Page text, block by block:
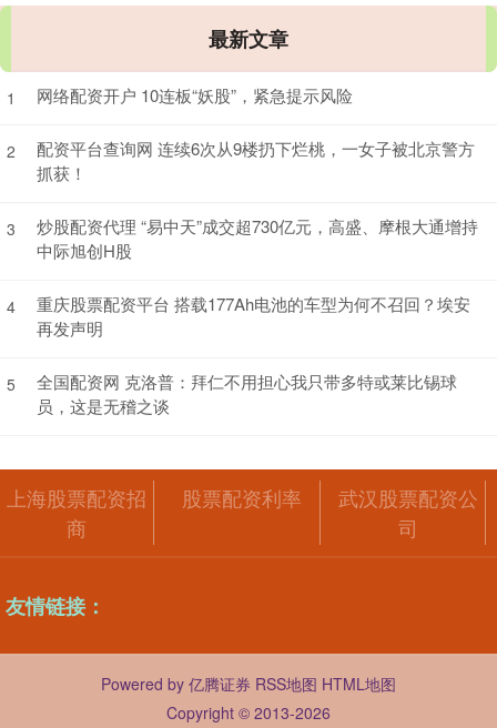
最新文章
1 网络配资开户 10连板“妖股”，紧急提示风险
2
配资平台查询网 连续6次从9楼扔下烂桃，一女子被北京警方
抓获！
3
炒股配资代理 “易中天”成交超730亿元，高盛、摩根大通增持
中际旭创H股
4
重庆股票配资平台 搭载177Ah电池的车型为何不召回？埃安
再发声明
5
全国配资网 克洛普：拜仁不用担心我只带多特或莱比锡球
员，这是无稽之谈
上海股票配资招
商
股票配资利率
武汉股票配资公
司
友情链接：
Powered by 亿腾证券 RSS地图 HTML地图
Copyright © 2013-2026